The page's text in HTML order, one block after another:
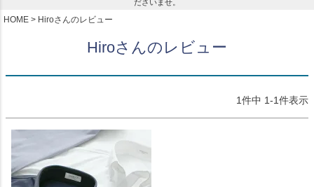
ださいませ。
HOME Hiroさんのレビュー
Hiroさんのレビュー
1件中 1-1件表示